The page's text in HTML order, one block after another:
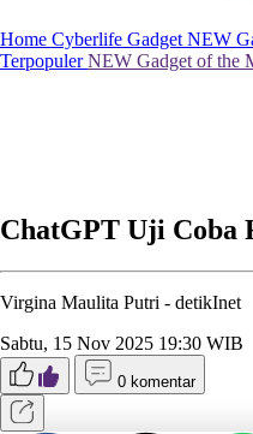
Home Cyberlife Gadget NEW
TerpopulerNEW Gadget of the
ChatGPT Uji Coba
Virgina Maulita Putri - detikInet
Sabtu, 15 Nov 2025 19:30 WIB
0 komentar